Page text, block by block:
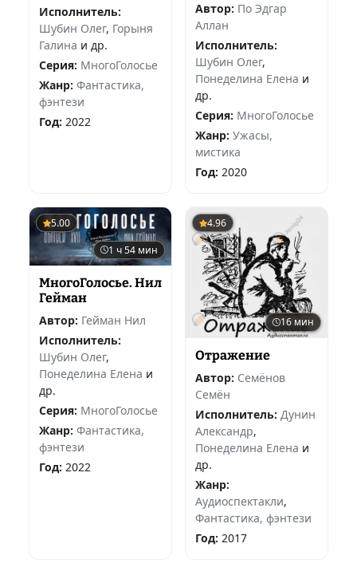
Исполнитель:
Шубин Олег, Горыня
Галина и др.
Серия: МногоГолосье
Жанр: Фантастика,
фэнтези
Год: 2022
Автор: По Эдгар
Аллан
Исполнитель:
Шубин Олег,
Понеделина Елена и
др.
Серия: МногоГолосье
Жанр: Ужасы,
мистика
Год: 2020
5.00
1 ч 54 мин
МногоГолосье. Нил
Гейман
Автор: Гейман Нил
Исполнитель:
Шубин Олег,
Понеделина Елена и
др.
Серия: МногоГолосье
Жанр: Фантастика,
фэнтези
Год: 2022
4.96
16 мин
Отражение
Автор: Семёнов
Семён
Исполнитель: Дунин
Александр,
Понеделина Елена и
др.
Жанр:
Аудиоспектакли,
Фантастика, фэнтези
Год: 2017